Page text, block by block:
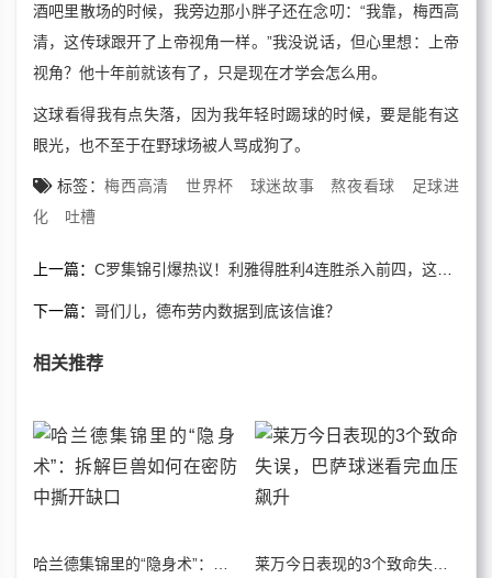
酒吧里散场的时候，我旁边那小胖子还在念叨：“我靠，梅西高
清，这传球跟开了上帝视角一样。”我没说话，但心里想：上帝
视角？他十年前就该有了，只是现在才学会怎么用。
这球看得我有点失落，因为我年轻时踢球的时候，要是能有这
眼光，也不至于在野球场被人骂成狗了。
标签：梅西高清 世界杯 球迷故事 熬夜看球
足球进
化
吐槽
上一篇： C罗集锦引爆热议！利雅得胜利4连胜杀入前四，这球看得我血压飙升
下一篇： 哥们儿，德布劳内数据到底该信谁？
相关推荐
莱万今日表现的3个致命失误，巴萨球迷看完血压飙升